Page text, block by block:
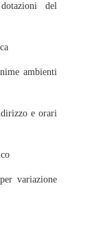
del
ambienti
e orari
variazione